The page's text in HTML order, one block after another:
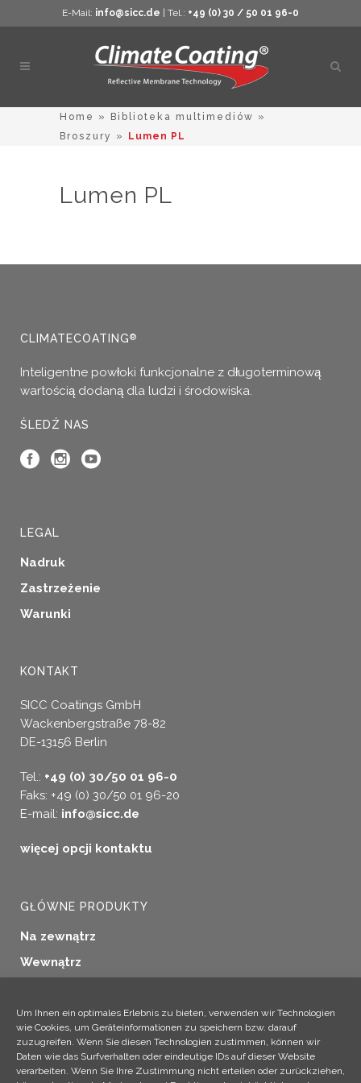
Um Ihnen ein optimales Erlebnis zu bieten, verwenden wir Technologien
wie Cookies, um Geräteinformationen zu speichern bzw. darauf
zuzugreifen. Wenn Sie diesen Technologien zustimmen, können wir
Daten wie das Surfverhalten oder eindeutige IDs auf dieser Website
verarbeiten. Wenn Sie Ihre Zustimmung nicht erteilen oder zurückziehen,
E-Mail: info@sicc.de | Tel.: +49 (0) 30 / 50 01 96-0
Home » Biblioteka multimediów »
Broszury
» Lumen PL
Lumen PL
CLIMATECOATING®
Inteligentne powłoki funkcjonalne z długoterminową
wartością dodaną dla ludzi i środowiska.
ŚLEDŹ NAS
LEGAL
Nadruk
Zastrzeżenie
Warunki
KONTAKT
SICC Coatings GmbH
Wackenbergstraße 78-82
DE-13156 Berlin
Tel.: +49 (0) 30/50 01 96-0
Faks: +49 (0) 30/50 01 96-20
E-mail: info@sicc.de
więcej opcji kontaktu
GŁÓWNE PRODUKTY
Na zewnątrz
Wewnątrz
Konserwacja drewna
Zastosowania przemysłowe
Produkty dodatkowe